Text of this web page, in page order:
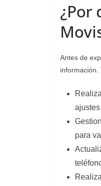
¿Por
Antes de
información.
para